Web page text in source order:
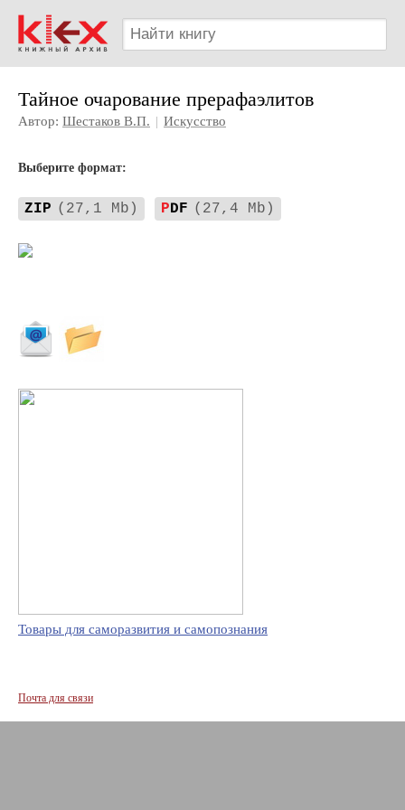
Тайное очарование прерафаэлитов
Автор: Шестаков В.П. | Искусство
Выберите формат:
ZIP (27,1 Mb) PDF (27,4 Mb)
Товары для саморазвития и самопознания
Почта для связи